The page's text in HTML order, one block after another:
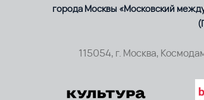
города Москвы «Московский
115054, г. Москва,